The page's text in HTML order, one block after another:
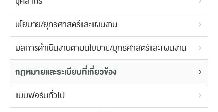
นโยบาย/ยุทธศาสตร์และแผนงาน
ผลการดำเนินงานตามนโยบาย/ยุทธศาสตร์และแผนงาน
กฎหมายและระเบียบที่เกี่ยวข้อง
แบบฟอร์มทั่วไป